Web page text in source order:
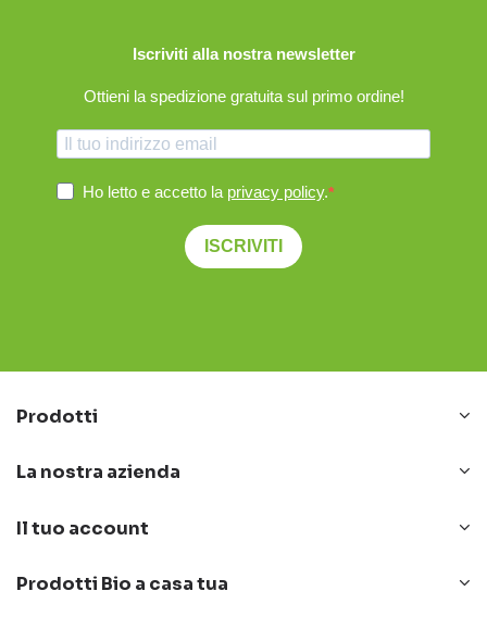
Iscriviti alla nostra newsletter
Ottieni la spedizione gratuita sul primo ordine!
Ho letto e accetto la privacy policy.
ISCRIVITI
Prodotti
La nostra azienda
Il tuo account
Prodotti Bio a casa tua